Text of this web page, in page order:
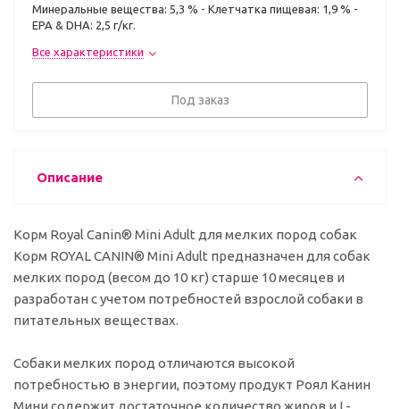
Минеральные вещества: 5,3 % - Клетчатка пищевая: 1,9 % -
EPA & DHA: 2,5 г/кг.
Все характеристики
Под заказ
Описание
Корм Royal Canin® Mini Adult для мелких пород собак
Корм ROYAL CANIN® Mini Adult предназначен для собак
мелких пород (весом до 10 кг) старше 10 месяцев и
разработан с учетом потребностей взрослой собаки в
питательных веществах.
Собаки мелких пород отличаются высокой
потребностью в энергии, поэтому продукт Роял Канин
Мини содержит достаточное количество жиров и L-